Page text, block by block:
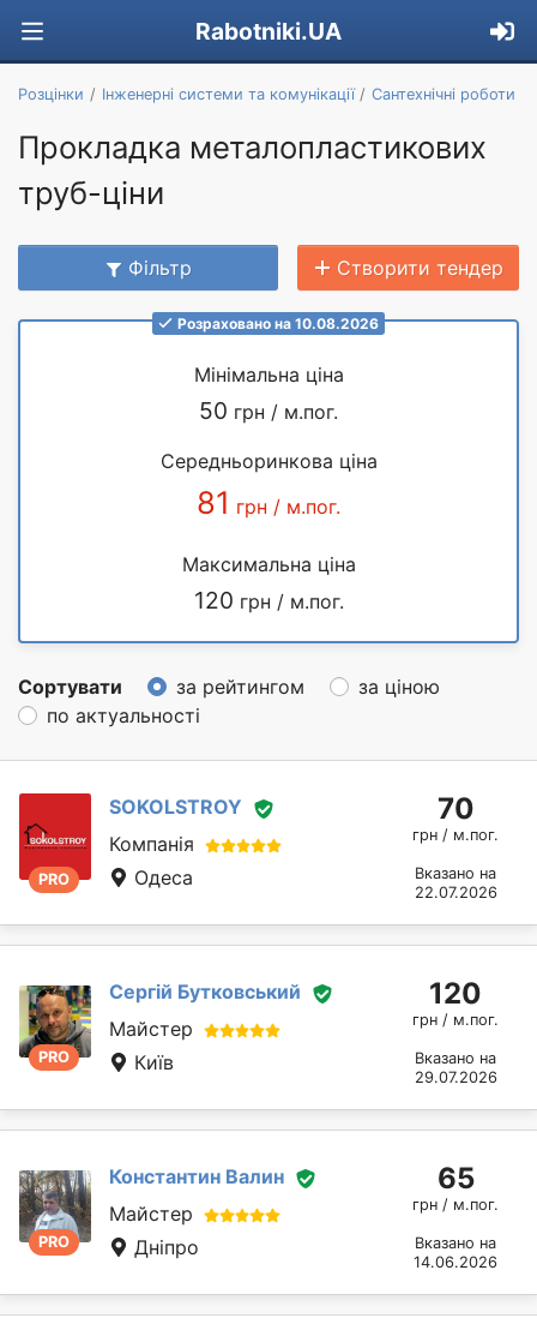
Rabotniki.UA
Розцінки Інженерні системи та комунікації Сантехнічні роботи
Прокладка металопластикових
труб-ціни
Фільтр Створити тендер
Розраховано на 10.08.2026
Мінімальна ціна
50 грн / м.пог.
Середньоринкова ціна
81 грн / м.пог.
Максимальна ціна
120 грн / м.пог.
Сортувати за рейтингом
за ціною
по актуальності
PRO
SOKOLSTROY
Компанія
Одеса
70
грн / м.пог.
Вказано на
22.07.2026
PRO
Сергій Бутковський
Майстер
Київ
120
грн / м.пог.
Вказано на
29.07.2026
PRO
Константин Валин
Майстер
Дніпро
65
грн / м.пог.
Вказано на
14.06.2026